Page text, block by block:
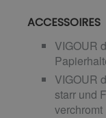
ACCESSOIRES
VIGOUR
VIGOUR
starr und
verchromt